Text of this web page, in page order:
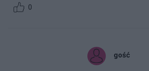
0
gość